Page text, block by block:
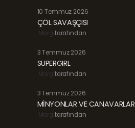
10 Temmuz 2026
ÇÖL SAVAŞÇISI
Margitarafından
3 Temmuz 2026
SUPERGIRL
Margitarafından
3 Temmuz 2026
MİNYONLAR VE CANAVARLAR
Margitarafından